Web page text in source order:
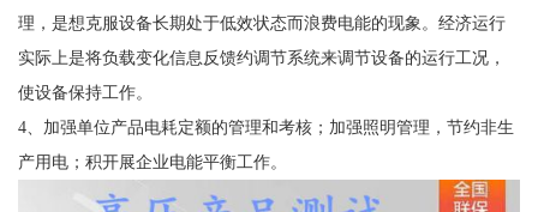
理，是想克服设备长期处于低效状态而浪费电能的现象。经济运行
实际上是将负载变化信息反馈约调节系统来调节设备的运行工况，
使设备保持工作。
4、加强单位产品电耗定额的管理和考核；加强照明管理，节约非生
产用电；积开展企业电能平衡工作。